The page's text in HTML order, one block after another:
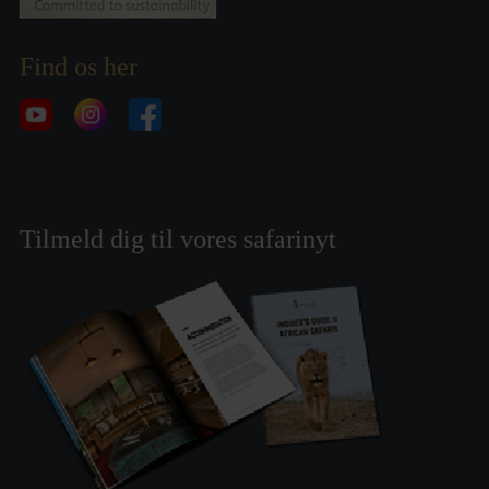
Find os her
Tilmeld dig til vores safarinyt